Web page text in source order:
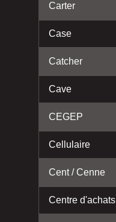
Carter
Case
Catcher
Cave
CEGEP
Cellulaire
Cent / Cenne
Centre d'achats